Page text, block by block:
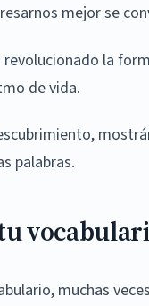
mejor se
la
de vida.
palabras.
muchas